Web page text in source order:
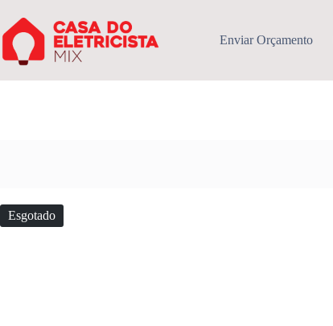
para
o
conteúdo
Enviar Orçamento
Esgotado